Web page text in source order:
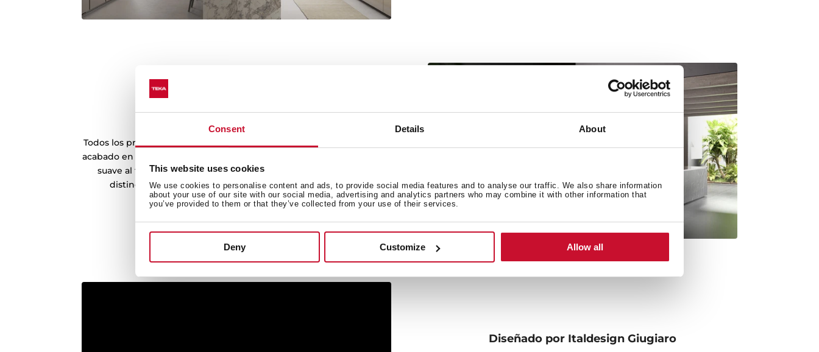
Consent Details About
This website uses cookies
We use cookies to personalise content and ads, to provide social media features and to analyse our traffic. We also share information
about your use of our site with our social media, advertising and analytics partners who may combine it with other information that
you’ve provided to them or that they’ve collected from your use of their services.
Deny Customize Allow all
Todos los productos de la edición Infinity G1 cuentan con un exclusivo
acabado en negro mate, con una textura que se asemeja al terciopelo,
suave al tacto. Los remates en color cobre aportan un toque de
distinción y elegancia a todos los productos de esta línea.
Diseñado por Italdesign Giugiaro